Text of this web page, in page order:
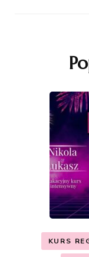
KURS